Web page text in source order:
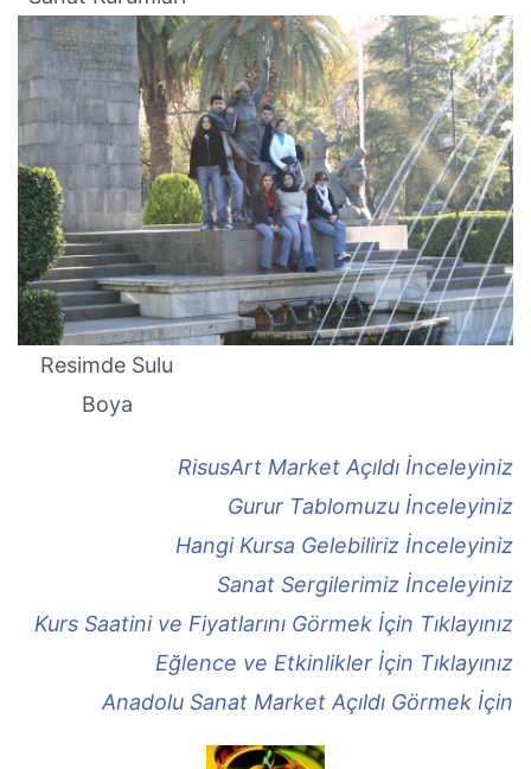
Resimde Sulu
Boya
RisusArt Market Açıldı İnceleyiniz
Gurur Tablomuzu İnceleyiniz
Hangi Kursa Gelebiliriz İnceleyiniz
Sanat Sergilerimiz İnceleyiniz
Kurs Saatini ve Fiyatlarını Görmek İçin Tıklayınız
Eğlence ve Etkinlikler İçin Tıklayınız
Anadolu Sanat Market Açıldı Görmek İçin